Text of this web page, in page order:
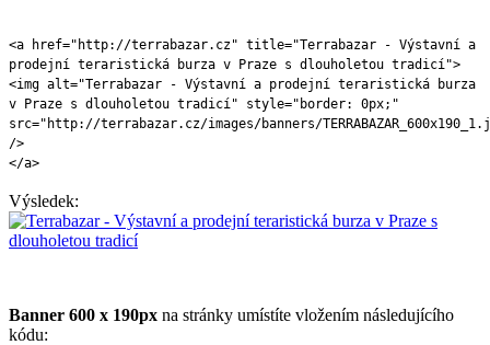
<a href="http://terrabazar.cz" title="Terrabazar - Výstavní a
prodejní teraristická burza v Praze s dlouholetou tradicí">
<img alt="Terrabazar - Výstavní a prodejní teraristická burza
v Praze s dlouholetou tradicí" style="border: 0px;"
src="http://terrabazar.cz/images/banners/
/>
</a>
Výsledek:
Banner 600 x 190px na stránky umístíte vložením následujícího
kódu: